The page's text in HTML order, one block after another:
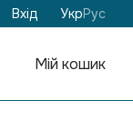
Вхід УкрРус
Мій кошик